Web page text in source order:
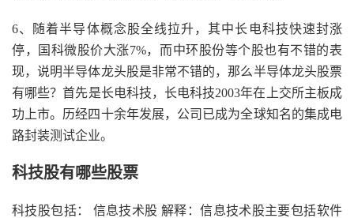
6、随着半导体概念股全线拉升，其中长电科技快速封涨
停，国科微股价大涨7%，而中环股份等个股也有不错的表
现，说明半导体龙头股是非常不错的，那么半导体龙头股票
有哪些？首先是长电科技，长电科技2003年在上交所主板成
功上市。历经四十余年发展，公司已成为全球知名的集成电
路封装测试企业。
科技股有哪些股票
科技股包括： 信息技术股 解释：信息技术股主要包括软件